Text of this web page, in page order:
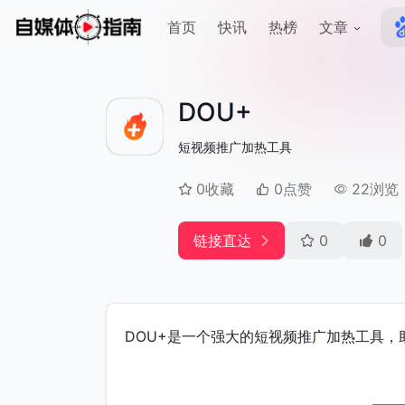
首页 快讯 热榜 文章
DOU+
短视频推广加热工具
0收藏 0点赞 22浏览
链接直达 0 0
DOU+是一个强大的短视频推广加热工具